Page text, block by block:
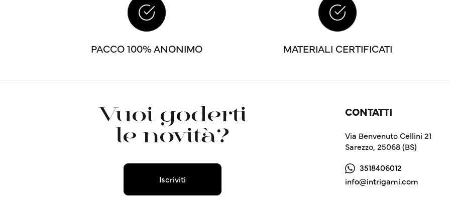
PACCO 100% ANONIMO MATERIALI CERTIFICATI
Vuoi goderti
le novità?
Iscriviti
CONTATTI
Via Benvenuto Cellini 21
Sarezzo, 25068 (BS)
3518406012
info@intrigami.com